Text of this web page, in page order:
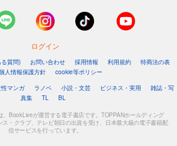
ログイン
質問) お問い合わせ 採用情報 利用規約
特商法の表
人情報保護方針
cookie等ポリシー
マンガ ラノベ 小説・文芸 ビジネス・実用
雑誌・写
真集
TL BL
、BookLiveが運営する電子書店です。TOPPANホールディング
・クラブ、テレビ朝日の出資を受け、日本最大級の電子書籍配
信サービスを行っています。